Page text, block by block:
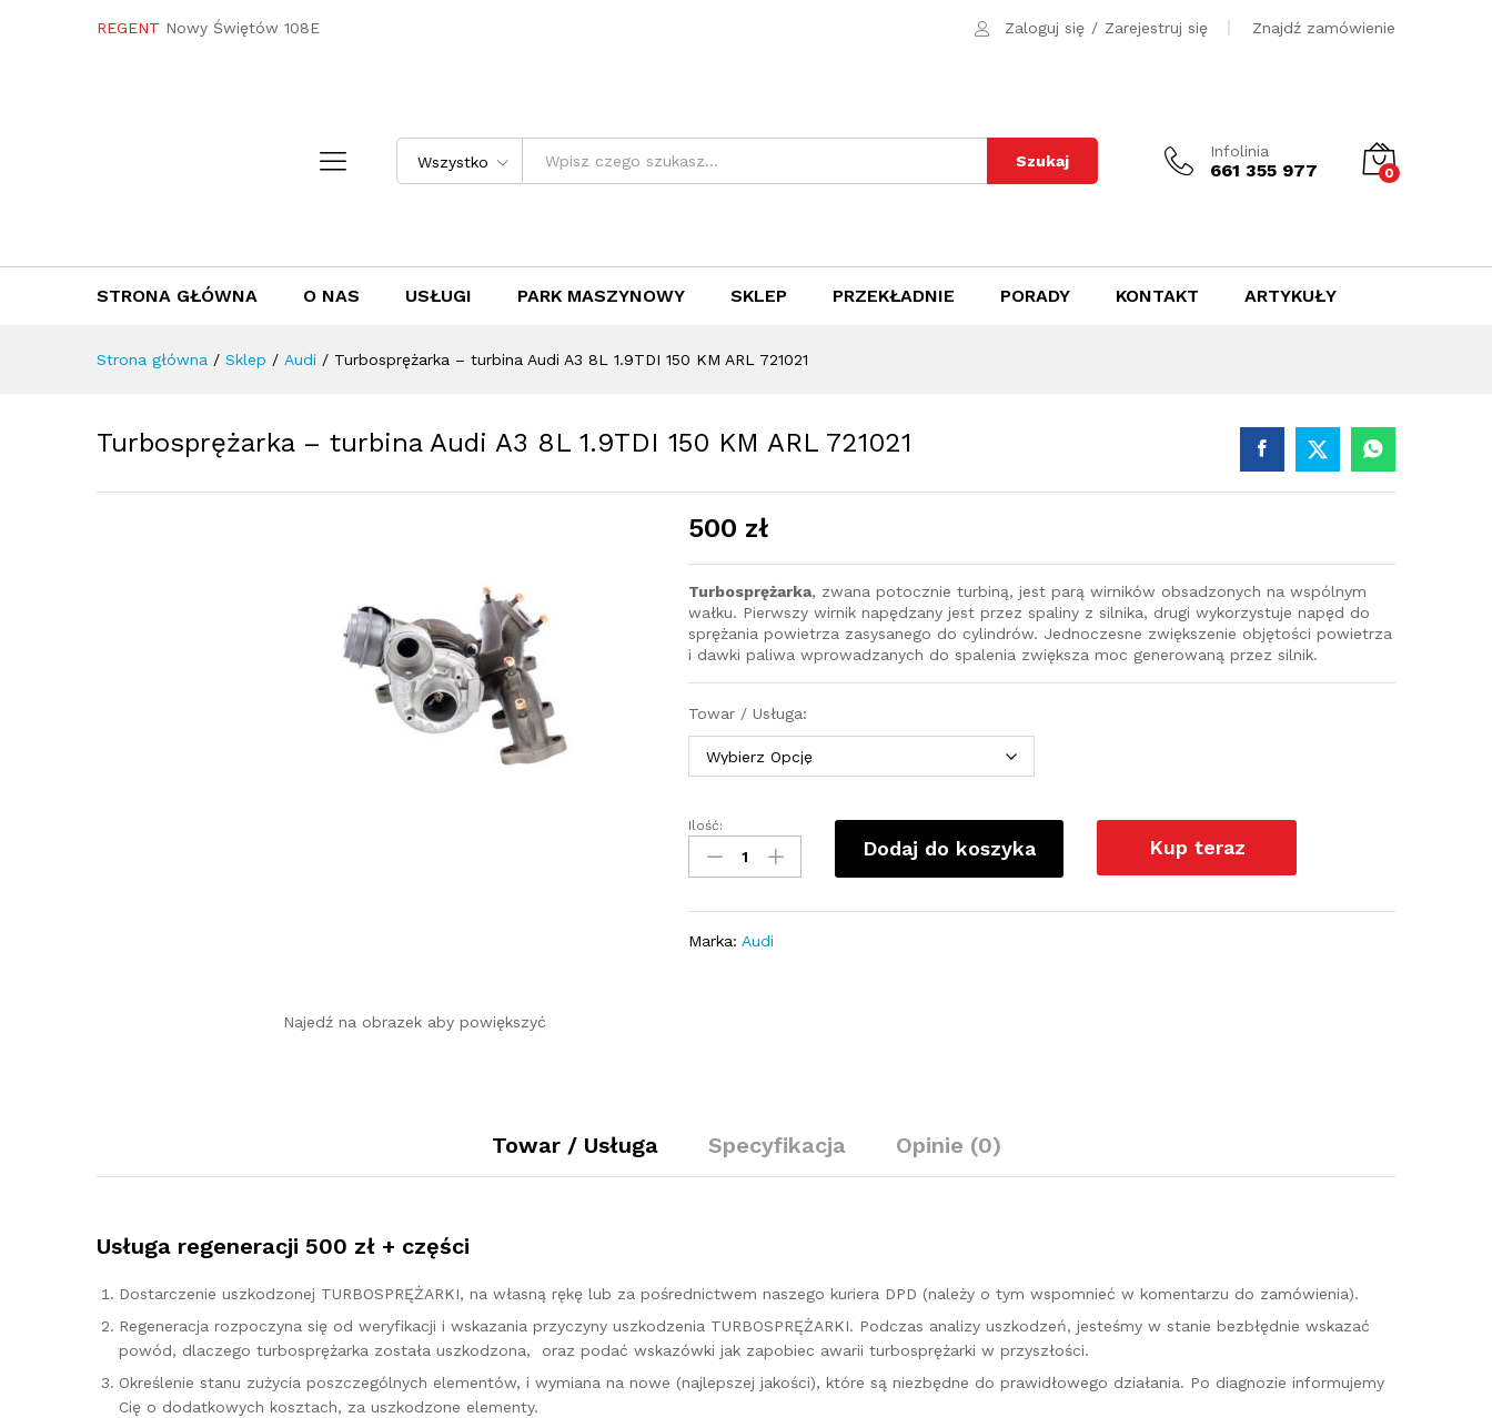
REGENT Nowy Świętów 108E Zaloguj się / Zarejestruj się Znajdź zamówienie
Wszystko Szukaj
Infolinia
661 355 977 0
STRONA GŁÓWNA O NAS USŁUGI PARK MASZYNOWY SKLEP PRZEKŁADNIE PORADY KONTAKT ARTYKUŁY
Strona główna / Sklep / Audi / Turbosprężarka – turbina Audi A3 8L 1.9TDI 150 KM ARL 721021
Turbosprężarka – turbina Audi A3 8L 1.9TDI 150 KM ARL 721021
Najedź na obrazek aby powiększyć
500 zł
Turbosprężarka, zwana potocznie turbiną, jest parą wirników obsadzonych na wspólnym
wałku. Pierwszy wirnik napędzany jest przez spaliny z silnika, drugi wykorzystuje napęd do
sprężania powietrza zasysanego do cylindrów. Jednoczesne zwiększenie objętości powietrza
i dawki paliwa wprowadzanych do spalenia zwiększa moc generowaną przez silnik.
Towar / Usługa:
Turbosprężarka
turbina
8L
Ilość:
Dodaj do koszyka Kup teraz
Marka: Audi
Towar / Usługa Specyfikacja Opinie (0)
Usługa regeneracji 500 zł + części
Dostarczenie uszkodzonej TURBOSPRĘŻARKI, na własną rękę lub za pośrednictwem naszego kuriera DPD (należy o tym wspomnieć w komentarzu do zamówienia).
Regeneracja rozpoczyna się od weryfikacji i wskazania przyczyny uszkodzenia TURBOSPRĘŻARKI. Podczas analizy uszkodzeń, jesteśmy w stanie bezbłędnie wskazać
powód, dlaczego turbosprężarka została uszkodzona, oraz podać wskazówki jak zapobiec awarii turbosprężarki w przyszłości.
Określenie stanu zużycia poszczególnych elementów, i wymiana na nowe (najlepszej jakości), które są niezbędne do prawidłowego działania. Po diagnozie informujemy
Cię o dodatkowych kosztach, za uszkodzone elementy.
Towar / Usługa
500zł Dodaj do koszyka